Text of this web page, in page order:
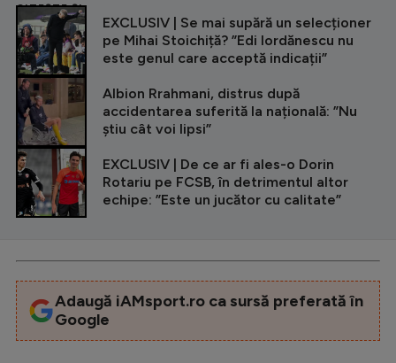
CITEȘTE ȘI
EXCLUSIV | Se mai supără un selecționer
pe Mihai Stoichiță? ”Edi Iordănescu nu
este genul care acceptă indicații”
Albion Rrahmani, distrus după
accidentarea suferită la națională: ”Nu
știu cât voi lipsi”
EXCLUSIV | De ce ar fi ales-o Dorin
Rotariu pe FCSB, în detrimentul altor
echipe: ”Este un jucător cu calitate”
Adaugă iAMsport.ro ca sursă preferată în
Google